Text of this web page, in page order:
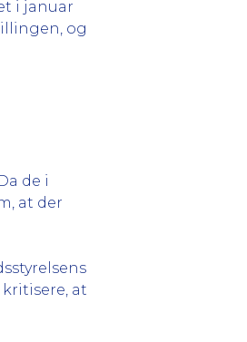
i januar
og
de i
at der
at